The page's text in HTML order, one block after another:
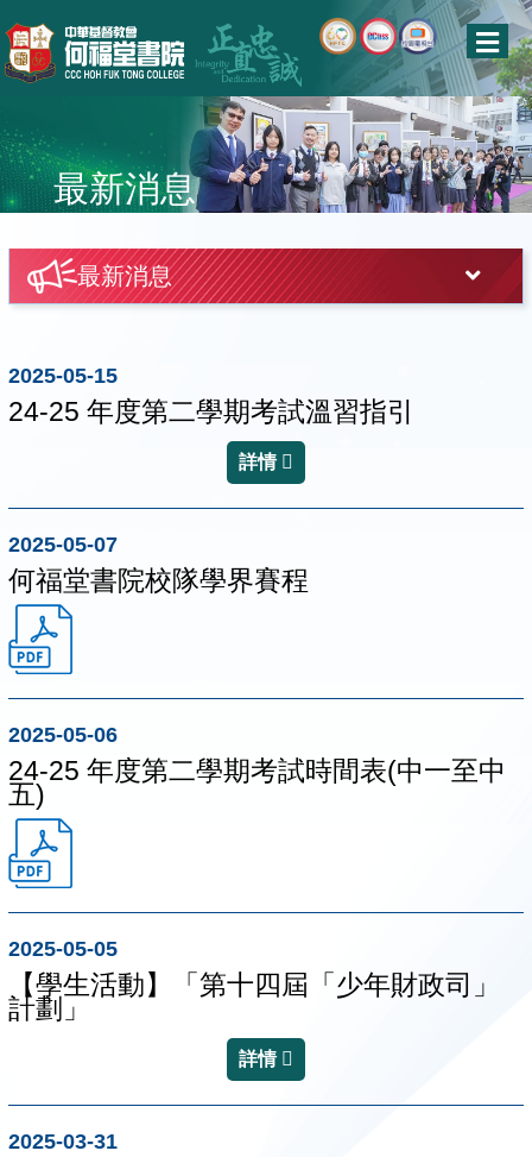
最新消息
最新消息
2025-05-15
24-25 年度第二學期考試溫習指引
詳情
2025-05-07
何福堂書院校隊學界賽程
2025-05-06
24-25 年度第二學期考試時間表(中一至中
五)
2025-05-05
【學生活動】「第十四屆「少年財政司」
計劃」
詳情
2025-03-31